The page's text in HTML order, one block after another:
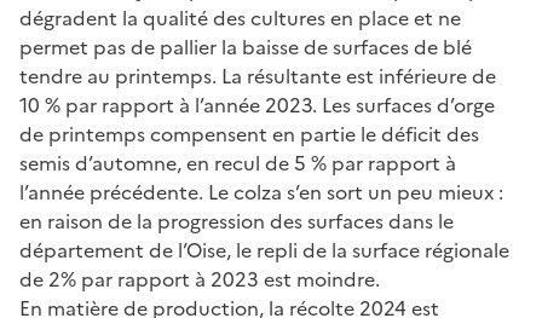
dégradent la qualité des cultures en place et ne
permet pas de pallier la baisse de surfaces de blé
tendre au printemps. La résultante est inférieure de
10 % par rapport à l’année 2023. Les surfaces d’orge
de printemps compensent en partie le déficit des
semis d’automne, en recul de 5 % par rapport à
l’année précédente. Le colza s’en sort un peu mieux :
en raison de la progression des surfaces dans le
département de l’Oise, le repli de la surface régionale
de 2% par rapport à 2023 est moindre.
En matière de production, la récolte 2024 est